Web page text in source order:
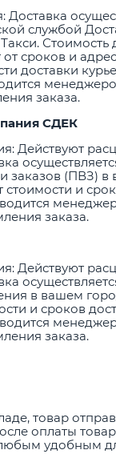
Доставка
службой
Стоимость
от сроков и
доставки
заказа.
СДЕК
Действуют
заказов (ПВЗ) в
стоимости и
заказа.
Действуют
в вашем
и сроков
заказа.
товар
оплаты
удобным